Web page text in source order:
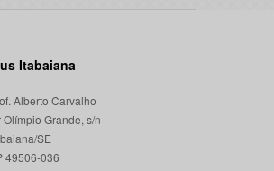
Itabaiana
Alberto Carvalho
Olímpio Grande, s/n
SE
49506-036